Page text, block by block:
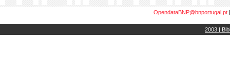
OpendataBNP@bnportugal.pt
2003 |